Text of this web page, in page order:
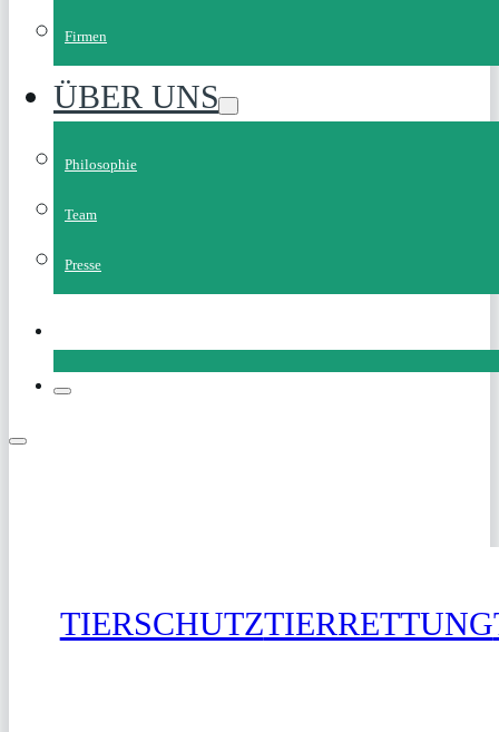
Firmen
ÜBER UNS
Philosophie
Team
Presse
TIERSCHUTZTIERRETTUNG